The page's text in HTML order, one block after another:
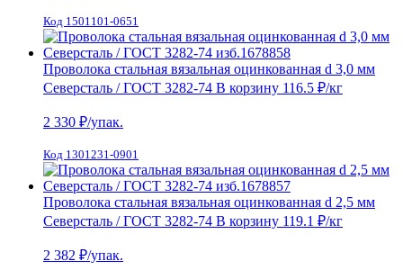
Код 1501101-0651
Проволока стальная вязальная оцинкованная d 3,0 мм
Северсталь / ГОСТ 3282-74 В корзину 116.5 ₽/кг
2 330 ₽/упак.
Код 1301231-0901
Проволока стальная вязальная оцинкованная d 2,5 мм
Северсталь / ГОСТ 3282-74 В корзину 119.1 ₽/кг
2 382 ₽/упак.